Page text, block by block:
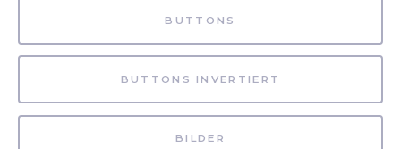
BUTTONS
BUTTONS INVERTIERT
BILDER